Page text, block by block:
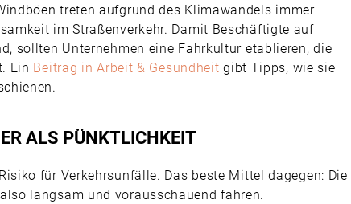
treten aufgrund des Klimawandels immer
im Straßenverkehr. Damit Beschäftigte auf
sollten Unternehmen eine Fahrkultur etablieren, die
Ein Beitrag in Arbeit & Gesundheit gibt Tipps, wie sie
ALS PÜNKTLICHKEIT
für Verkehrsunfälle. Das beste Mittel dagegen: Die
langsam und vorausschauend fahren.